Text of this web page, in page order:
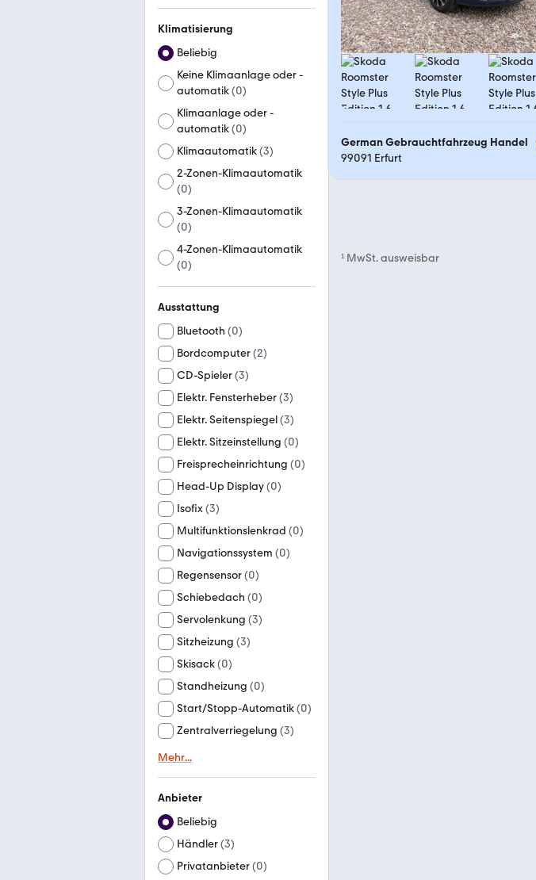
Klimatisierung
Beliebig
Keine Klimaanlage oder -
automatik(0)
Klimaanlage oder -
automatik(0)
Klimaautomatik(3)
2-Zonen-Klimaautomatik
(0)
3-Zonen-Klimaautomatik
(0)
4-Zonen-Klimaautomatik
(0)
Ausstattung
Bluetooth (0)
Bordcomputer(2)
CD-Spieler(3)
Elektr. Fensterheber(3)
Elektr. Seitenspiegel(3)
Elektr. Sitzeinstellung (0)
Freisprecheinrichtung (0)
Head-Up Display(0)
Isofix(3)
Multifunktionslenkrad (0)
Navigationssystem (0)
Regensensor(0)
Schiebedach (0)
Servolenkung (3)
Sitzheizung (3)
Skisack(0)
Standheizung (0)
Start/Stopp-Automatik(0)
Zentralverriegelung (3)
Mehr...
Anbieter
Beliebig
Händler(3)
Privatanbieter(0)
German Gebrauchtfahrzeug Handel
99091 Erfurt
¹MwSt. ausweisbar